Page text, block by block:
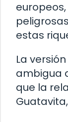
estas
La
ambigua
que la